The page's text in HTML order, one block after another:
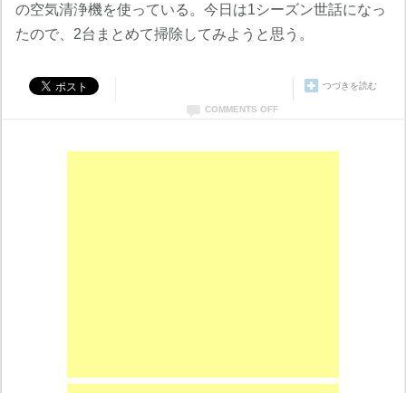
の空気清浄機を使っている。今日は1シーズン世話になっ
たので、2台まとめて掃除してみようと思う。
つづきを読む
COMMENTS OFF